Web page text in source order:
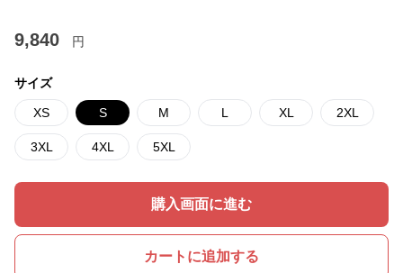
9,840 円
サイズ
XS S M L XL 2XL
3XL 4XL 5XL
購入画面に進む
カートに追加する